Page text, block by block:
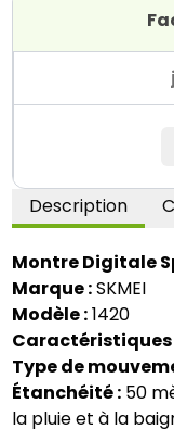
Description
Montre Digitale
Marque :SKMEI
Modèle :1420
Caractéristiques
Type de
Étanchéité : 50
la pluie et à la